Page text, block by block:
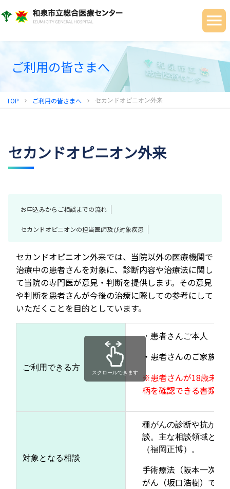
地域連携センター
ご利用の皆さまへ
TOP chevron_right ご利用の皆さまへ chevron_right セカンドオピニオン外来
セカンドオピニオン外来
お申込みからご相談までの流れ
セカンドオピニオンの担当医師及び対象疾患
セカンドオピニオン外来では、当院以外の医療機関で
治療中の患者さんを対象に、診断内容や治療法に関し
て当院の専門医が意見・判断を提供します。その意見
や判断を患者さんが今後の治療に際しての参考にして
いただくことを目的としています。
ご利用できる方
・患者さんご本人
・患者さんのご家族
※患者さんが18歳未満
柄を確認できる書類（
対象となる相談
種がんの診断や抗がん
談。主な相談領域と担
（福岡正博）。
手術療法（阪本一次・
がん（坂口浩樹）です
スクロールできます